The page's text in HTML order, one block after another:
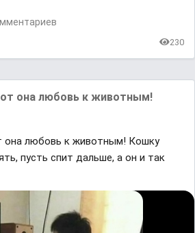
230
она любовь к животным!
она любовь к животным! Кошку
пусть спит дальше, а он и так